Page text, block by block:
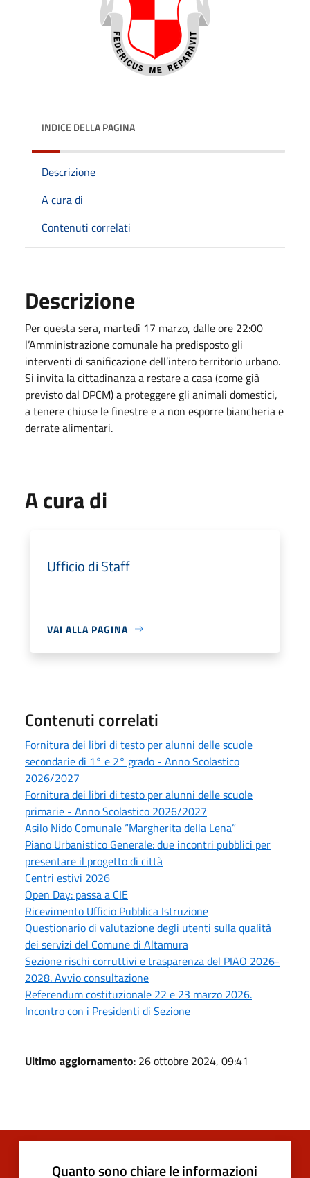
INDICE DELLA PAGINA
Descrizione
A cura di
Contenuti correlati
Descrizione
Per questa sera, martedì 17 marzo, dalle ore 22:00
l’Amministrazione comunale ha predisposto gli
interventi di sanificazione dell’intero territorio urbano.
Si invita la cittadinanza a restare a casa (come già
previsto dal DPCM) a proteggere gli animali domestici,
a tenere chiuse le finestre e a non esporre biancheria e
derrate alimentari.
A cura di
Ufficio di Staff
VAI ALLA PAGINA
Contenuti correlati
Fornitura dei libri di testo per alunni delle scuole
secondarie di 1° e 2° grado - Anno Scolastico
2026/2027
Fornitura dei libri di testo per alunni delle scuole
primarie - Anno Scolastico 2026/2027
Asilo Nido Comunale “Margherita della Lena”
Piano Urbanistico Generale: due incontri pubblici per
presentare il progetto di città
Centri estivi 2026
Open Day: passa a CIE
Ricevimento Ufficio Pubblica Istruzione
Questionario di valutazione degli utenti sulla qualità
dei servizi del Comune di Altamura
Sezione rischi corruttivi e trasparenza del PIAO 2026-
2028. Avvio consultazione
Referendum costituzionale 22 e 23 marzo 2026.
Incontro con i Presidenti di Sezione
Ultimo aggiornamento: 26 ottobre 2024, 09:41
Quanto sono chiare le informazioni